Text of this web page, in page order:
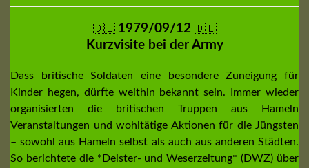
🇩🇪 1979/09/12 🇩🇪
Kurzvisite bei der Army
Dass britische Soldaten eine besondere Zuneigung für
Kinder hegen, dürfte weithin bekannt sein. Immer wieder
organisierten die britischen Truppen aus Hameln
Veranstaltungen und wohltätige Aktionen für die Jüngsten
– sowohl aus Hameln selbst als auch aus anderen Städten.
So berichtete die *Deister- und Weserzeitung* (DWZ) über